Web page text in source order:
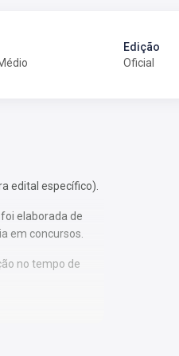
Edição
Oficial
edital específico).
foi elaborada de
em concursos.
no tempo de